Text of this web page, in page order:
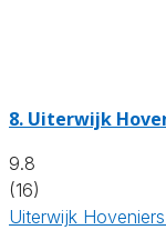
8. Uiterwijk
9.8
(16)
Uiterwijk